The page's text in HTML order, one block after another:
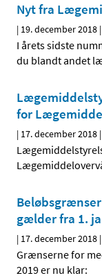
Nyt fra
| 19. december 2018 |
I årets sidste
du blandt andet
for
| 17. december 2018 |
gælder fra 1.
| 17. december 2018 |
Grænserne for
2019 er nu klar: